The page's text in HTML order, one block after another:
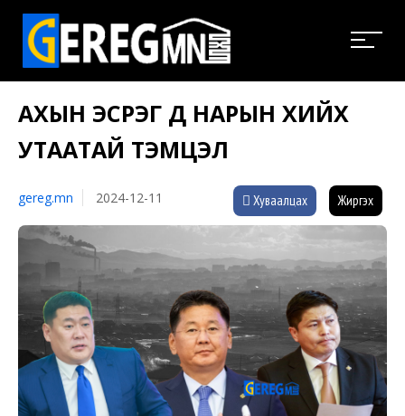
АХЫН ЭСРЭГ ДҮҮ НАРЫН ХИЙХ
УТААТАЙ ТЭМЦЭЛ
gereg.mn 2024-12-11 Хуваалцах Жиргэх